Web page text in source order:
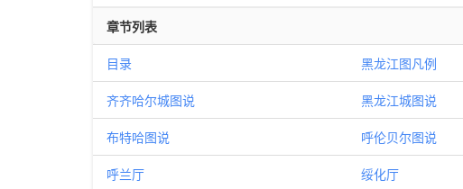
章节列表
目录 黑龙江图凡例
齐齐哈尔城图说 黑龙江城图说
布特哈图说 呼伦贝尔图说
呼兰厅 绥化厅